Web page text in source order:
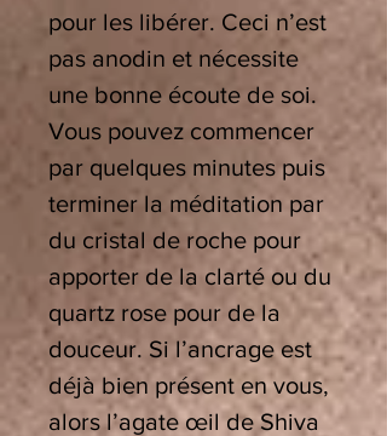
pour les libérer. Ceci n’est
pas anodin et nécessite
une bonne écoute de soi.
Vous pouvez commencer
par quelques minutes puis
terminer la méditation par
du cristal de roche pour
apporter de la clarté ou du
quartz rose pour de la
douceur. Si l’ancrage est
déjà bien présent en vous,
alors l’agate œil de Shiva